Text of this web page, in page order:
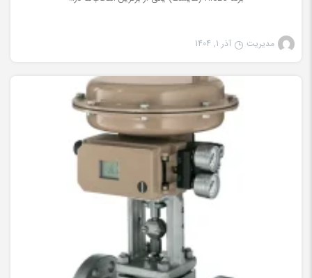
مدیریت آذر 1, 1404